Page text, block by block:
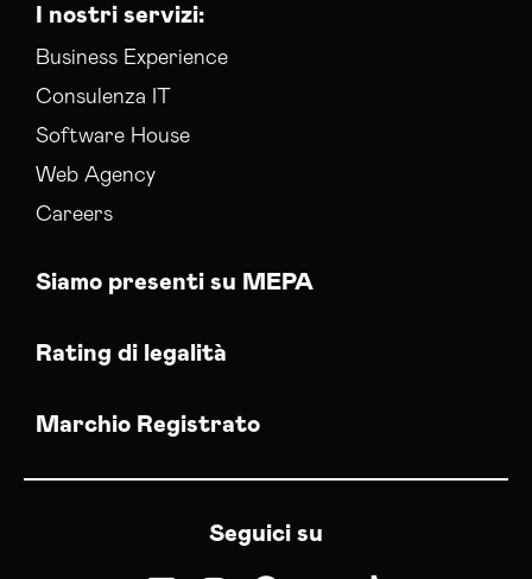
I nostri servizi:
Business Experience
Consulenza IT
Software House
Web Agency
Careers
Siamo presenti su MEPA
Rating di legalità
Marchio Registrato
Seguici su